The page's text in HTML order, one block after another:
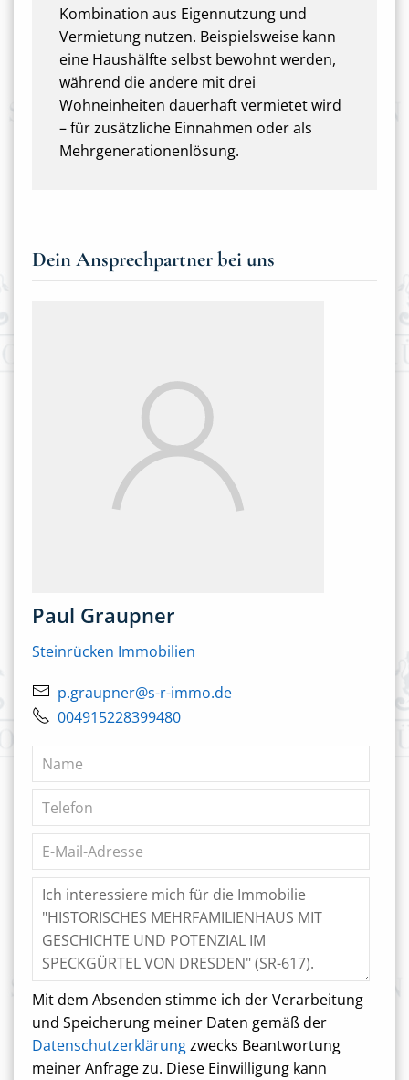
Kombination aus Eigennutzung und
Vermietung nutzen. Beispielsweise kann
eine Haushälfte selbst bewohnt werden,
während die andere mit drei
Wohneinheiten dauerhaft vermietet wird
– für zusätzliche Einnahmen oder als
Mehrgenerationenlösung.
Dein Ansprechpartner bei uns
Paul Graupner
Steinrücken Immobilien
p.graupner@s-r-immo.de
004915228399480
Mit dem Absenden stimme ich der Verarbeitung
und Speicherung meiner Daten gemäß der
Datenschutzerklärungzwecks Beantwortung
meiner Anfrage zu. Diese Einwilligung kann